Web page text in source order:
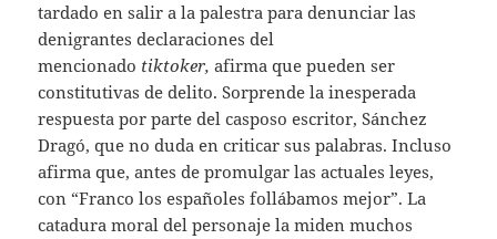
tardado en salir a la palestra para denunciar las
denigrantes declaraciones del
mencionado tiktoker,afirma que pueden ser
constitutivas de delito. Sorprende la inesperada
respuesta por parte del casposo escritor, Sánchez
Dragó, que no duda en criticar sus palabras. Incluso
afirma que, antes de promulgar las actuales leyes,
con “Franco los españoles follábamos mejor”. La
catadura moral del personaje la miden muchos